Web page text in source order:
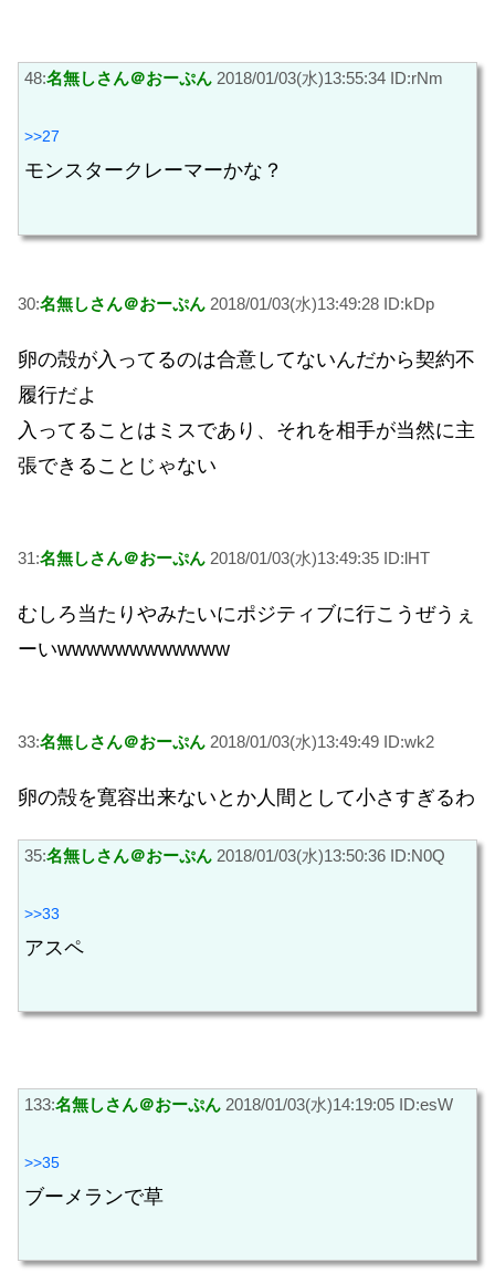
48:名無しさん＠おーぷん 2018/01/03(水)13:55:34 ID:rNm
>>27
モンスタークレーマーかな？
30:名無しさん＠おーぷん 2018/01/03(水)13:49:28 ID:kDp
卵の殻が入ってるのは合意してないんだから契約不
履行だよ
入ってることはミスであり、それを相手が当然に主
張できることじゃない
31:名無しさん＠おーぷん 2018/01/03(水)13:49:35 ID:lHT
むしろ当たりやみたいにポジティブに行こうぜうぇ
ーいwwwwwwwwwwww
33:名無しさん＠おーぷん 2018/01/03(水)13:49:49 ID:wk2
卵の殻を寛容出来ないとか人間として小さすぎるわ
35:名無しさん＠おーぷん 2018/01/03(水)13:50:36 ID:N0Q
>>33
アスペ
133:名無しさん＠おーぷん 2018/01/03(水)14:19:05 ID:esW
>>35
ブーメランで草